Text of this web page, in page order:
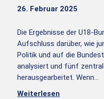
26. Februar 2025
Die Ergebnisse der U18-
Aufschluss darüber, wie
Politik und auf die
analysiert und fünf
herausgearbeitet. Wenn…
Weiterlesen